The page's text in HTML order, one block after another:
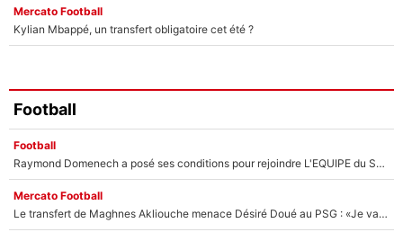
Mercato Football
Kylian Mbappé, un transfert obligatoire cet été ?
Football
Football
Raymond Domenech a posé ses conditions pour rejoindre L'EQUIPE du Soir : Il refuse de faire l'émission avec un autre chroniqueur !
Mercato Football
Le transfert de Maghnes Akliouche menace Désiré Doué au PSG : «Je valide à 200%»